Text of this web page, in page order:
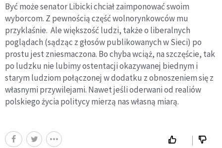
Być może senator Libicki chciał zaimponować swoim
wyborcom. Z pewnością część wolnorynkowców mu
przyklaśnie. Ale większość ludzi, także o liberalnych
poglądach (sądząc z głosów publikowanych w Sieci) po
prostu jest zniesmaczona. Bo chyba wciąż, na szczęście, tak
po ludzku nie lubimy ostentacji okazywanej biednym i
starym ludziom połączonej w dodatku z obnoszeniem się z
własnymi przywilejami. Nawet jeśli oderwani od realiów
polskiego życia politycy mierzą nas własną miarą.